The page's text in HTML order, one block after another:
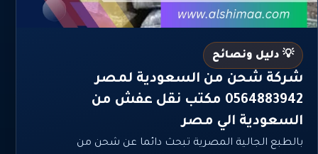
💡 دليل ونصائح
شركة شحن من السعودية لمصر
0564883942 مكتب نقل عفش من
السعودية الي مصر
بالطبع الجالية المصرية تبحث دائما عن شحن من